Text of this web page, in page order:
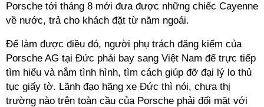
Porsche tới tháng 8 mới đưa được những chiếc Cayenne
về nước, trả cho khách đặt từ năm ngoái.
Để làm được điều đó, người phụ trách đăng kiểm của
Porsche AG tại Đức phải bay sang Việt Nam để trực tiếp
tìm hiểu và nắm tình hình, tìm cách giúp đỡ đại lý lo thủ
tục giấy tờ. Lãnh đạo hãng xe Đức thì nói, chưa thị
trường nào trên toàn cầu của Porsche phải đối mặt với